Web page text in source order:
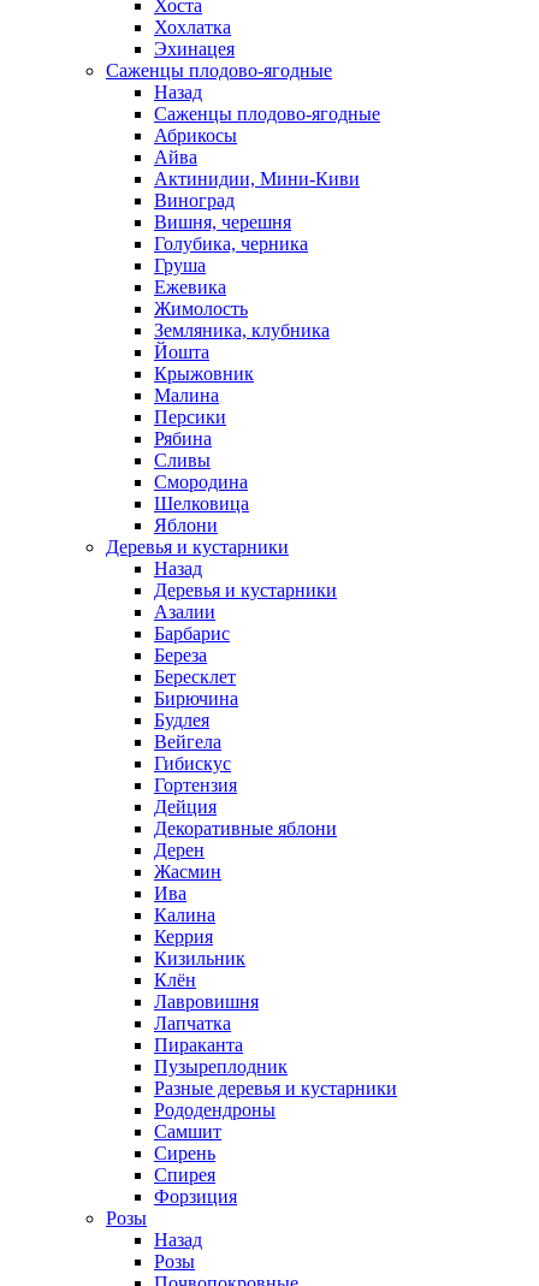
Хоста
Хохлатка
Эхинацея
Саженцы плодово-ягодные
Назад
Саженцы плодово-ягодные
Абрикосы
Айва
Актинидии, Мини-Киви
Виноград
Вишня, черешня
Голубика, черника
Груша
Ежевика
Жимолость
Земляника, клубника
Йошта
Крыжовник
Малина
Персики
Рябина
Сливы
Смородина
Шелковица
Яблони
Деревья и кустарники
Назад
Деревья и кустарники
Азалии
Барбарис
Береза
Бересклет
Бирючина
Будлея
Вейгела
Гибискус
Гортензия
Дейция
Декоративные яблони
Дерен
Жасмин
Ива
Калина
Керрия
Кизильник
Клён
Лавровишня
Лапчатка
Пираканта
Пузыреплодник
Разные деревья и кустарники
Рододендроны
Самшит
Сирень
Спирея
Форзиция
Розы
Назад
Розы